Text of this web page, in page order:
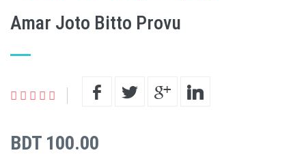
Amar Joto Bitto Provu
BDT 100.00